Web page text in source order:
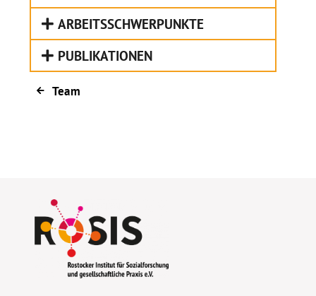
ARBEITSSCHWERPUNKTE
PUBLIKATIONEN
Team